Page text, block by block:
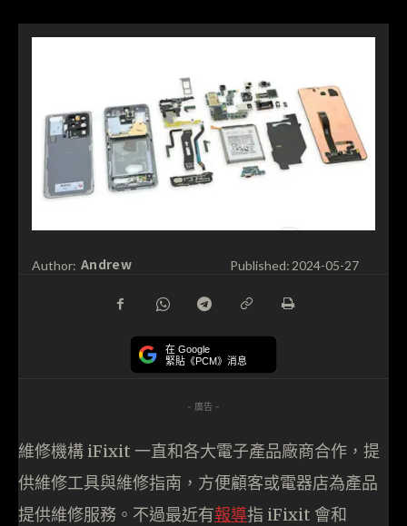
Author: Andrew Published: 2024-05-27
在 Google
緊貼《PCM》消息
- 廣告 -
維修機構 iFixit 一直和各大電子產品廠商合作，提
供維修工具與維修指南，方便顧客或電器店為產品
提供維修服務。不過最近有報導指 iFixit 會和